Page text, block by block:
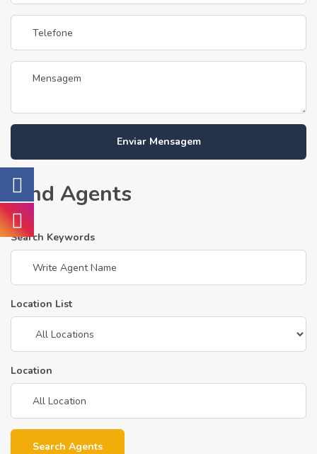
Enviar Mensagem
Find Agents
Search Keywords
Location List
Location
Search Agents